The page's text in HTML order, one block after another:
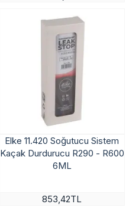
Elke 11.420 Soğutucu Sistem
Kaçak Durdurucu R290 - R600
6ML
853,42TL